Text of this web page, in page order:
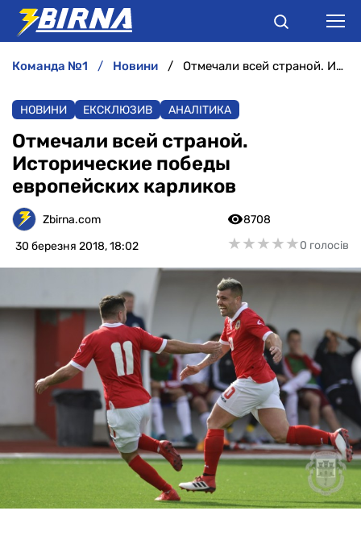
АНАЛІТИКА
ІНТЕРВ'Ю
РІЗНЕ
БУКМЕКЕРИ
команда №1 новини Отмечали всей страной. Исторические победы европейских карликов
НОВИНИ ЕКСКЛЮЗИВ АНАЛІТИКА
Отмечали всей страной.
Исторические победы
европейских карликов
Zbirna.com
30 березня 2018, 18:02
8708
★★★★★
★★★★★0 голосів